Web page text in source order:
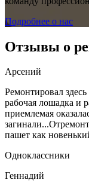
Подробнее о нас
Отзывы о
Арсений
Ремонтировал
рабочая лошадка и
приемлемая
пашет как
Одноклассники
Геннадий